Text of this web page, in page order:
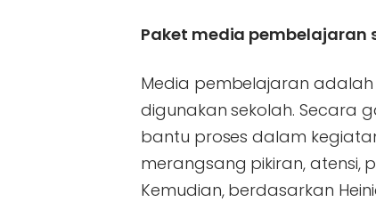
Paket media
Media pembelajaran adalah
digunakan sekolah. Secara
bantu proses dalam
merangsang pikiran, atensi,
Kemudian, berdasarkan